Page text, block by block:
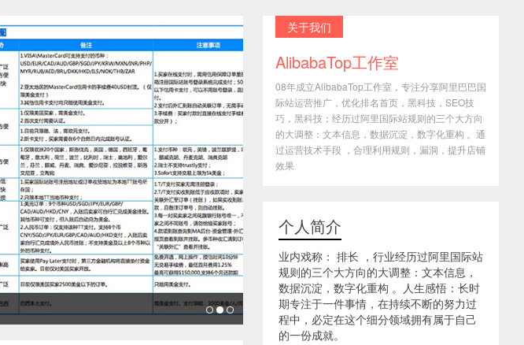
关于我们
AlibabaTop工作室
08年成立AlibabaTop工作室，专注分享阿里巴巴国
际站运营推广，优化排名首页，黑科技，SEO技
巧，黑科技；经历过阿里国际站规则的三个大方向
的大调整：文本信息，数据沉淀，数字化重构 。通
过运营技术手段 ，合理利用规则，漏洞，提升店铺
效果
个人简介
业内戏称： 排长 ，行业经历过阿里国际站
规则的三个大方向的大调整：文本信息，
数据沉淀，数字化重构 。人生感悟：长时
期专注于一件事情，在持续不断的努力过
程中，必定在这个细分领域拥有属于自己
的一份成就。